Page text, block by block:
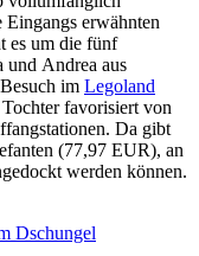
erwähnten
es um die fünf
und Andrea aus
im Legoland
favorisiert von
Da gibt
(77,97 EUR), an
werden können.
Dschungel